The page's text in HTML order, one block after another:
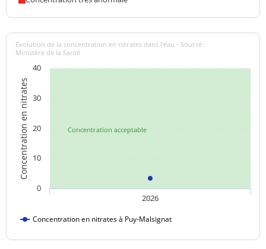
Concentration acceptable
Concentration en nitrates
Evolution de la concentration en nitrates dans l'eau - Source :
Ministère de la Santé
Concentration en nitrates à Puy-Malsignat
2026
0
10
20
30
40